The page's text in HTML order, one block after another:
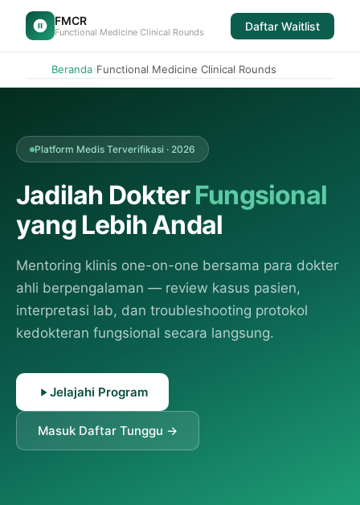
FMCR
Functional Medicine Clinical Rounds Daftar Waitlist
Beranda›Functional Medicine Clinical Rounds
Platform Medis Terverifikasi · 2026
Jadilah DokterFungsional
yang Lebih Andal
Mentoring klinis one-on-one bersama para dokter
ahli berpengalaman — review kasus pasien,
interpretasi lab, dan troubleshooting protokol
kedokteran fungsional secara langsung.
Jelajahi Program
Masuk Daftar Tunggu →